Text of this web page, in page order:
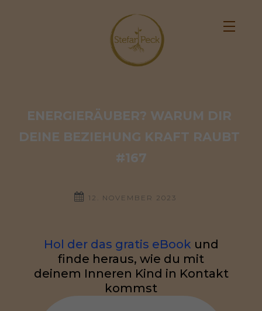
ENERGIERÄUBER? WARUM DIR
DEINE BEZIEHUNG KRAFT RAUBT
#167
12. NOVEMBER 2023
Hol der das gratis eBook und
finde heraus, wie du mit
deinem Inneren Kind in Kontakt
kommst